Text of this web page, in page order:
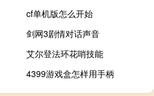
cf单机版怎么开始
剑网3剧情对话声音
艾尔登法环花哨技能
4399游戏盒怎样用手柄